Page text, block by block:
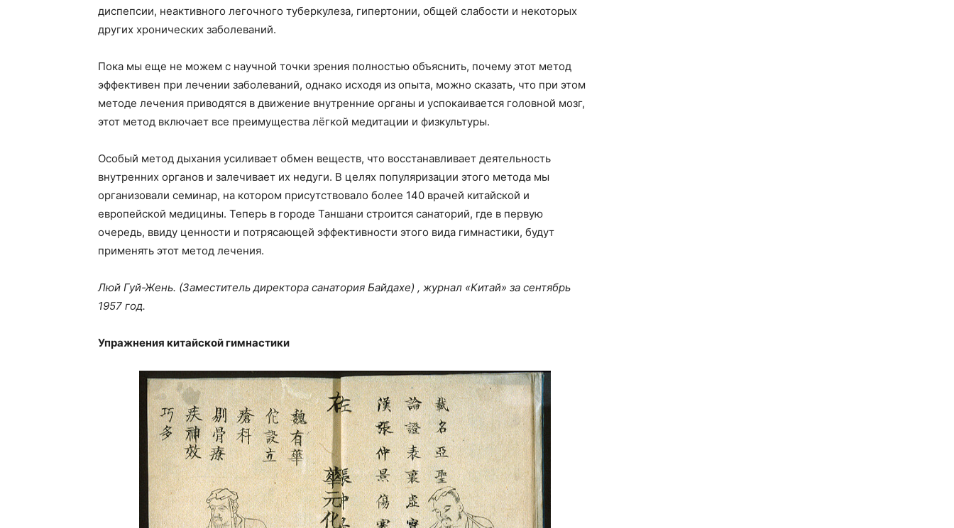
диспепсии, неактивного легочного туберкулеза, гипертонии, общей слабости и некоторых
других хронических заболеваний.
Пока мы еще не можем с научной точки зрения полностью объяснить, почему этот метод
эффективен при лечении заболеваний, однако исходя из опыта, можно сказать, что при этом
методе лечения приводятся в движение внутренние органы и успокаивается головной мозг,
этот метод включает все преимущества лёгкой медитации и физкультуры.
Особый метод дыхания усиливает обмен веществ, что восстанавливает деятельность
внутренних органов и залечивает их недуги. В целях популяризации этого метода мы
организовали семинар, на котором присутствовало более 140 врачей китайской и
европейской медицины. Теперь в городе Таншани строится санаторий, где в первую
очередь, ввиду ценности и потрясающей эффективности этого вида гимнастики, будут
применять этот метод лечения.
Люй Гуй-Жень. (Заместитель директора санатория Байдахе) , журнал «Китай» за сентябрь
1957 год.
Упражнения китайской гимнастики